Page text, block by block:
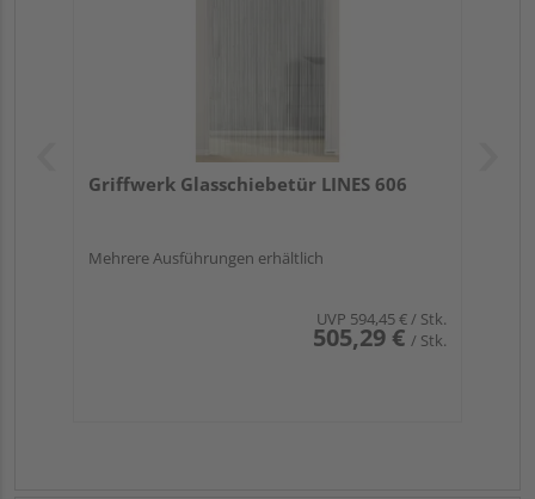
Griffwerk Glasschiebetür LINES 606
Mehrere Ausführungen erhältlich
UVP 594,45 €/ Stk.
505,29 € / Stk.